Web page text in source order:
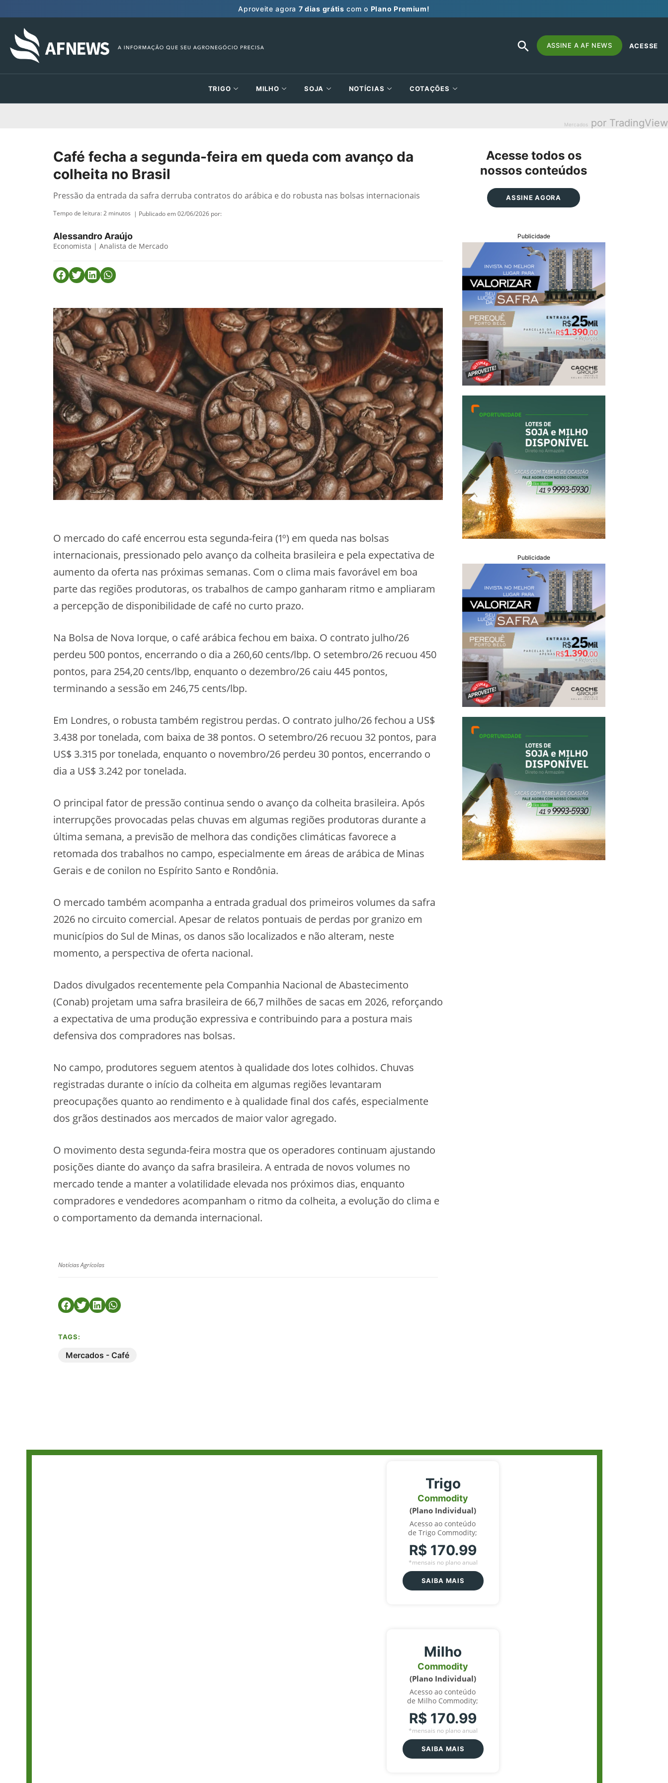
Aproveite agora 7 dias grátis com o Plano Premium!
Search
for:
SEARCH
BUTTON
ASSINE A AF NEWS ACESSE
TRIGO MILHO SOJA NOTÍCIAS COTAÇÕES
Mercados por TradingView
Café fecha a segunda-feira em queda com avanço da
colheita no Brasil
Pressão da entrada da safra derruba contratos do arábica e do robusta nas bolsas internacionais
Tempo de leitura:2 minutos | Publicado em 02/06/2026 por:
Alessandro Araújo
Economista | Analista de Mercado
O mercado do café encerrou esta segunda-feira (1º) em queda nas bolsas
internacionais, pressionado pelo avanço da colheita brasileira e pela expectativa de
aumento da oferta nas próximas semanas. Com o clima mais favorável em boa
parte das regiões produtoras, os trabalhos de campo ganharam ritmo e ampliaram
a percepção de disponibilidade de café no curto prazo.
Na Bolsa de Nova Iorque, o café arábica fechou em baixa. O contrato julho/26
perdeu 500 pontos, encerrando o dia a 260,60 cents/lbp. O setembro/26 recuou 450
pontos, para 254,20 cents/lbp, enquanto o dezembro/26 caiu 445 pontos,
terminando a sessão em 246,75 cents/lbp.
Em Londres, o robusta também registrou perdas. O contrato julho/26 fechou a US$
3.438 por tonelada, com baixa de 38 pontos. O setembro/26 recuou 32 pontos, para
US$ 3.315 por tonelada, enquanto o novembro/26 perdeu 30 pontos, encerrando o
dia a US$ 3.242 por tonelada.
O principal fator de pressão continua sendo o avanço da colheita brasileira. Após
interrupções provocadas pelas chuvas em algumas regiões produtoras durante a
última semana, a previsão de melhora das condições climáticas favorece a
retomada dos trabalhos no campo, especialmente em áreas de arábica de Minas
Gerais e de conilon no Espírito Santo e Rondônia.
O mercado também acompanha a entrada gradual dos primeiros volumes da safra
2026 no circuito comercial. Apesar de relatos pontuais de perdas por granizo em
municípios do Sul de Minas, os danos são localizados e não alteram, neste
momento, a perspectiva de oferta nacional.
Dados divulgados recentemente pela Companhia Nacional de Abastecimento
(Conab) projetam uma safra brasileira de 66,7 milhões de sacas em 2026, reforçando
a expectativa de uma produção expressiva e contribuindo para a postura mais
defensiva dos compradores nas bolsas.
No campo, produtores seguem atentos à qualidade dos lotes colhidos. Chuvas
registradas durante o início da colheita em algumas regiões levantaram
preocupações quanto ao rendimento e à qualidade final dos cafés, especialmente
dos grãos destinados aos mercados de maior valor agregado.
O movimento desta segunda-feira mostra que os operadores continuam ajustando
posições diante do avanço da safra brasileira. A entrada de novos volumes no
mercado tende a manter a volatilidade elevada nos próximos dias, enquanto
compradores e vendedores acompanham o ritmo da colheita, a evolução do clima e
o comportamento da demanda internacional.
Notícias Agrícolas
TAGS:
Mercados - Café
Acesse todos os
nossos conteúdos
ASSINE AGORA
Publicidade
Publicidade
Trigo
Commodity
(Plano Individual)
Acesso ao conteúdo
de Trigo Commodity;
R$ 170.99
*mensais no plano anual
SAIBA MAIS
Milho
Commodity
(Plano Individual)
Acesso ao conteúdo
de Milho Commodity;
R$ 170.99
*mensais no plano anual
SAIBA MAIS